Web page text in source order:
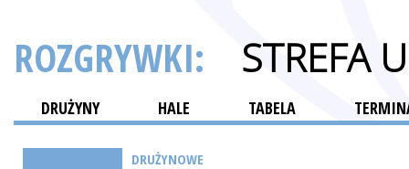
ROZGRYWKI: STREFA
DRUŻYNY HALE TABELA
DRUŻYNOWE